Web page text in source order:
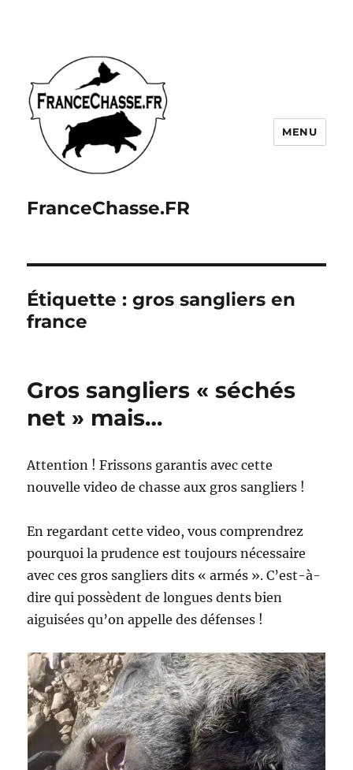
FranceChasse.FR
MENU
Étiquette :gros sangliers en
france
Gros sangliers « séchés
net » mais…
Attention ! Frissons garantis avec cette
nouvelle video de chasse aux gros sangliers !
En regardant cette video, vous comprendrez
pourquoi la prudence est toujours nécessaire
avec ces gros sangliers dits « armés ». C’est-à-
dire qui possèdent de longues dents bien
aiguisées qu’on appelle des défenses !